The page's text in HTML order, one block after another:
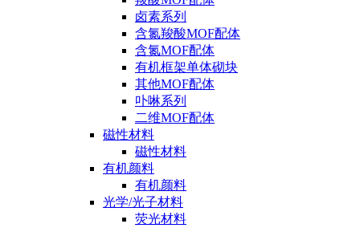
卤素系列
含氮羧酸MOF配体
含氮MOF配体
有机框架单体砌块
其他MOF配体
卟啉系列
二维MOF配体
磁性材料
磁性材料
有机颜料
有机颜料
光学/光子材料
荧光材料